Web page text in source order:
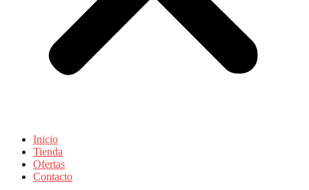
Inicio
Tienda
Ofertas
Contacto